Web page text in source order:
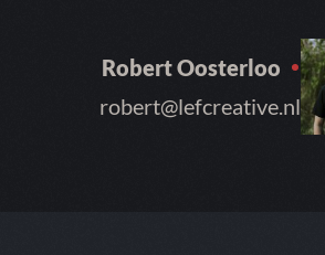
Robert Oosterloo
robert@lefcreative.nl